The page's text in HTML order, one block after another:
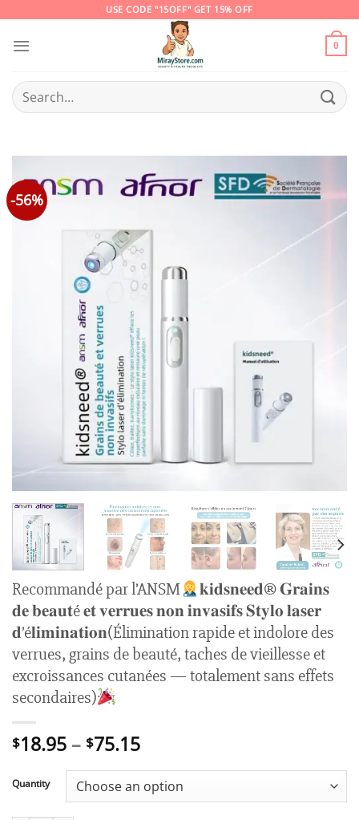
content
USE CODE "15OFF" GET 15% OFF
0
Search
for:
-56%
Recommandé par l’ANSM
𝐤𝐢𝐝𝐬𝐧𝐞𝐞𝐝® 𝐆𝐫𝐚𝐢𝐧𝐬
𝐝𝐞 𝐛𝐞𝐚𝐮𝐭é 𝐞𝐭 𝐯𝐞𝐫𝐫𝐮𝐞𝐬 𝐧𝐨𝐧 𝐢𝐧𝐯𝐚𝐬𝐢𝐟𝐬 𝐒𝐭𝐲𝐥𝐨 𝐥𝐚𝐬𝐞𝐫
𝐝’é𝐥𝐢𝐦𝐢𝐧𝐚𝐭𝐢𝐨𝐧(Élimination rapide et indolore des
verrues, grains de beauté, taches de vieillesse et
excroissances cutanées — totalement sans effets
secondaires)
$18.95 – $75.15Price
$18.95
through
Quantity